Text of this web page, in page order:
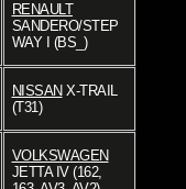
RENAULT
SANDERO/STEP
WAY I (BS_)
NISSAN X-TRAIL
(T31)
VOLKSWAGEN
JETTA IV (162,